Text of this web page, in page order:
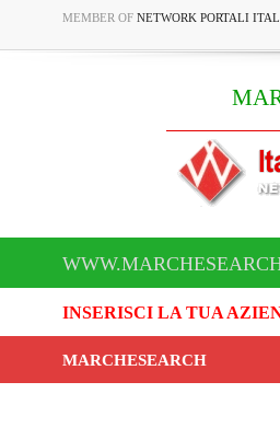
MEMBER OF NETWORK PORTALI
INSERISCI LA TUA
MARCHESEARCH